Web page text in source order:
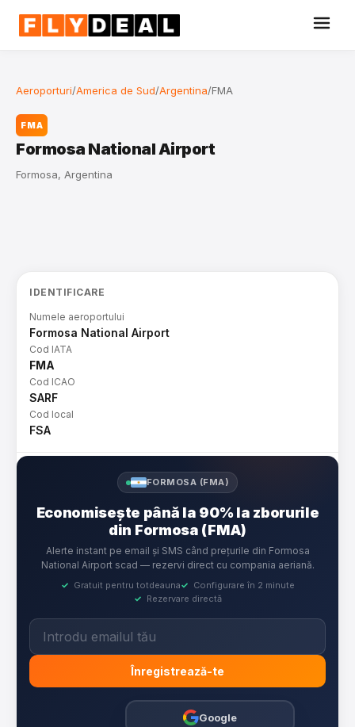
Aeroporturi/America de Sud/Argentina/FMA
FMA
Formosa National Airport
Formosa, Argentina
IDENTIFICARE
Numele aeroportului
Formosa National Airport
Cod IATA
FMA
Cod ICAO
SARF
Cod local
FSA
FORMOSA (FMA)
Economisește până la 90% la zborurile
din Formosa (FMA)
Alerte instant pe email și SMS când prețurile din Formosa
National Airport scad — rezervi direct cu compania aeriană.
✓ Gratuit pentru totdeauna✓ Configurare în 2 minute
✓ Rezervare directă
Înregistrează-te
Google